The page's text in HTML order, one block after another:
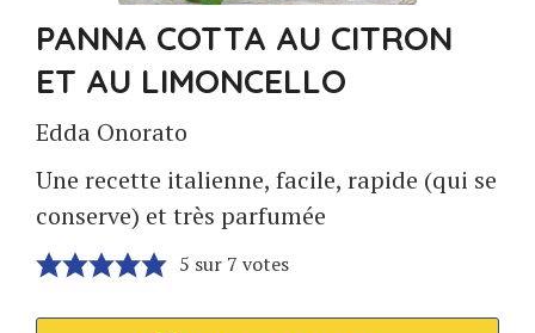
PANNA COTTA AU CITRON
ET AU LIMONCELLO
Edda Onorato
Une recette italienne, facile, rapide (qui se
conserve) et très parfumée
5 sur 7 votes